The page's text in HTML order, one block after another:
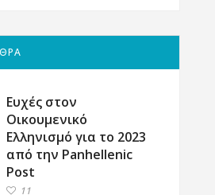
Ευχές στον
Οικουμενικό
Ελληνισμό για το 2023
από την Panhellenic
Post
11